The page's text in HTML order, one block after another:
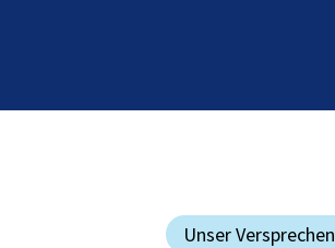
Unser Versprechen